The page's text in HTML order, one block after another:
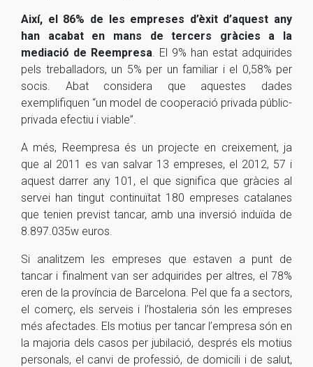
Així, el 86% de les empreses d’èxit d’aquest any
han acabat en mans de tercers gràcies a la
mediació de Reempresa. El 9% han estat adquirides
pels treballadors, un 5% per un familiar i el 0,58% per
socis. Abat considera que aquestes dades
exemplifiquen “un model de cooperació privada públic-
privada efectiu i viable”.
A més, Reempresa és un projecte en creixement, ja
que al 2011 es van salvar 13 empreses, el 2012, 57 i
aquest darrer any 101, el que significa que gràcies al
servei han tingut continuïtat 180 empreses catalanes
que tenien previst tancar, amb una inversió induïda de
8.897.035w euros.
Si analitzem les empreses que estaven a punt de
tancar i finalment van ser adquirides per altres, el 78%
eren de la província de Barcelona. Pel que fa a sectors,
el comerç, els serveis i l’hostaleria són les empreses
més afectades. Els motius per tancar l’empresa són en
la majoria dels casos per jubilació, després els motius
personals, el canvi de professió, de domicili i de salut,